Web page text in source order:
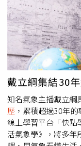
送孩子，下午卻傳
家，曾赴美取得鋼琴
通大學客座教授，在
教室在臉書公告，
心學生及家長需求，
家長及網友留言追
顧」、「他真的很溫
請家人節哀保重」，
戴立綱集結30
知名氣象主播戴立綱
歷 ，累積超過30年
線上學習平台「快點
活氣象學》，將多